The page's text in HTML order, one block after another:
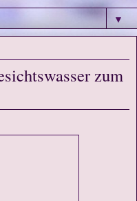
▼
zum